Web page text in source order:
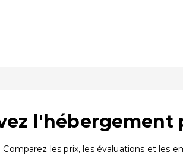
l'hébergement
les prix, les évaluations et les